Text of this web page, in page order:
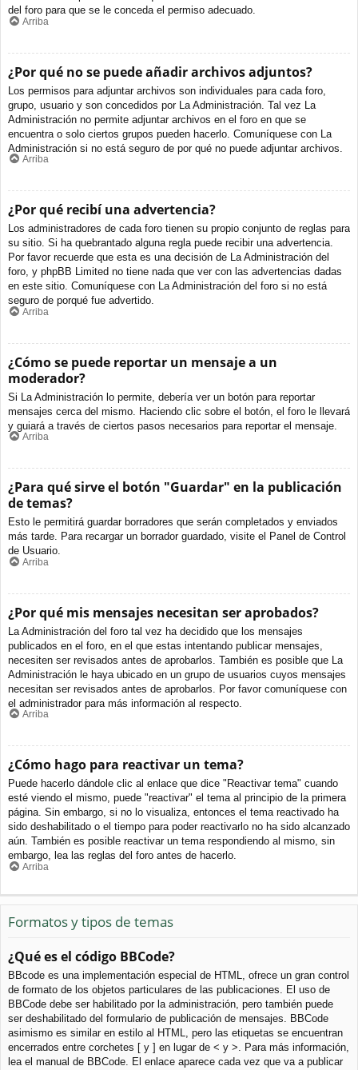
del foro para que se le conceda el permiso adecuado.
Arriba
¿Por qué no se puede añadir archivos adjuntos?
Los permisos para adjuntar archivos son individuales para cada foro,
grupo, usuario y son concedidos por La Administración. Tal vez La
Administración no permite adjuntar archivos en el foro en que se
encuentra o solo ciertos grupos pueden hacerlo. Comuníquese con La
Administración si no está seguro de por qué no puede adjuntar archivos.
Arriba
¿Por qué recibí una advertencia?
Los administradores de cada foro tienen su propio conjunto de reglas para
su sitio. Si ha quebrantado alguna regla puede recibir una advertencia.
Por favor recuerde que esta es una decisión de La Administración del
foro, y phpBB Limited no tiene nada que ver con las advertencias dadas
en este sitio. Comuníquese con La Administración del foro si no está
seguro de porqué fue advertido.
Arriba
¿Cómo se puede reportar un mensaje a un
moderador?
Si La Administración lo permite, debería ver un botón para reportar
mensajes cerca del mismo. Haciendo clic sobre el botón, el foro le llevará
y guiará a través de ciertos pasos necesarios para reportar el mensaje.
Arriba
¿Para qué sirve el botón "Guardar" en la publicación
de temas?
Esto le permitirá guardar borradores que serán completados y enviados
más tarde. Para recargar un borrador guardado, visite el Panel de Control
de Usuario.
Arriba
¿Por qué mis mensajes necesitan ser aprobados?
La Administración del foro tal vez ha decidido que los mensajes
publicados en el foro, en el que estas intentando publicar mensajes,
necesiten ser revisados antes de aprobarlos. También es posible que La
Administración le haya ubicado en un grupo de usuarios cuyos mensajes
necesitan ser revisados antes de aprobarlos. Por favor comuníquese con
el administrador para más información al respecto.
Arriba
¿Cómo hago para reactivar un tema?
Puede hacerlo dándole clic al enlace que dice "Reactivar tema" cuando
esté viendo el mismo, puede "reactivar" el tema al principio de la primera
página. Sin embargo, si no lo visualiza, entonces el tema reactivado ha
sido deshabilitado o el tiempo para poder reactivarlo no ha sido alcanzado
aún. También es posible reactivar un tema respondiendo al mismo, sin
embargo, lea las reglas del foro antes de hacerlo.
Arriba
Formatos y tipos de temas
¿Qué es el código BBCode?
BBcode es una implementación especial de HTML, ofrece un gran control
de formato de los objetos particulares de las publicaciones. El uso de
BBCode debe ser habilitado por la administración, pero también puede
ser deshabilitado del formulario de publicación de mensajes. BBCode
asimismo es similar en estilo al HTML, pero las etiquetas se encuentran
encerrados entre corchetes [ y ] en lugar de < y >. Para más información,
lea el manual de BBCode. El enlace aparece cada vez que va a publicar